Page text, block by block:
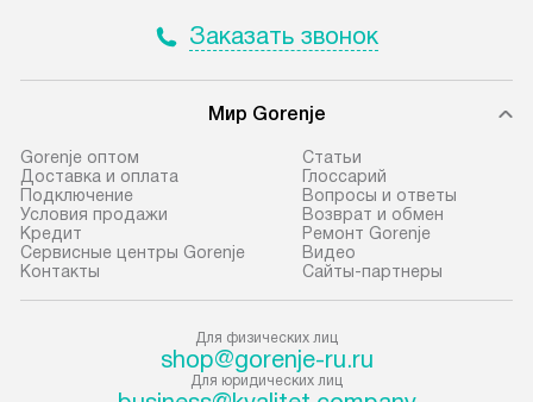
условия доставки у менеджера при
В оговоренный день служба
доставки доставит упакованный
прибор до подъезда. Если
требуется переместить прибор
до двери квартиры или до места
установки, пожалуйста,
взимается дополнительная плата.
Учитывайте габариты прибора, если
снятие упаковки
отдельных
монтируется в
Заказать звонок
Мир Gorenje
Gorenje оптом
Доставка и оплата
Подключение
Условия продажи
Кредит
Сервисные центры Gorenje
Контакты
Cтатьи
Глоссарий
Вопросы и ответы
Возврат и обмен
Ремонт Gorenje
Видео
Сайты-партнеры
Для физических лиц
shop@gorenje-ru.ru
Для юридических лиц